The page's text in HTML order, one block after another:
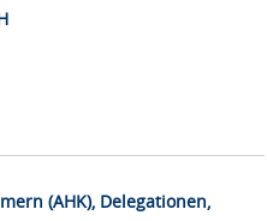
(AHK), Delegationen,